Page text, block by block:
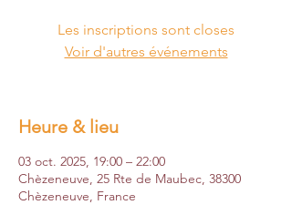
Les inscriptions sont closes
Voir d'autres événements
Heure & lieu
03 oct. 2025, 19:00 – 22:00
Chèzeneuve, 25 Rte de Maubec, 38300
Chèzeneuve, France